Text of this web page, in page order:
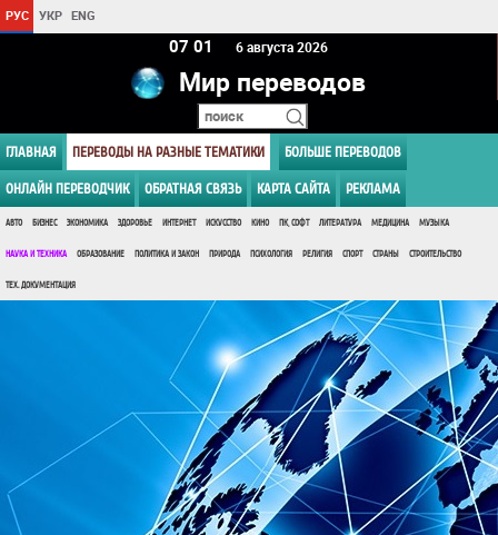
РУС УКР ENG
07:01 6 августа 2026
Мир переводов
ГЛАВНАЯ ПЕРЕВОДЫ НА РАЗНЫЕ ТЕМАТИКИ БОЛЬШЕ ПЕРЕВОДОВ
ОНЛАЙН ПЕРЕВОДЧИК ОБРАТНАЯ СВЯЗЬ КАРТА САЙТА РЕКЛАМА
АВТО БИЗНЕС ЭКОНОМИКА ЗДОРОВЬЕ ИНТЕРНЕТ ИСКУССТВО КИНО ПК, СОФТ ЛИТЕРАТУРА МЕДИЦИНА МУЗЫКА
НАУКА И ТЕХНИКА ОБРАЗОВАНИЕ ПОЛИТИКА И ЗАКОН ПРИРОДА ПСИХОЛОГИЯ РЕЛИГИЯ СПОРТ СТРАНЫ СТРОИТЕЛЬСТВО
ТЕХ. ДОКУМЕНТАЦИЯ